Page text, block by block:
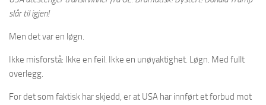
slår til igjen!
Men det var en løgn.
Ikke misforstå: Ikke en feil. Ikke en unøyaktighet. Løgn. Med fullt
overlegg.
For det som faktisk har skjedd, er at USA har innført et forbud mot